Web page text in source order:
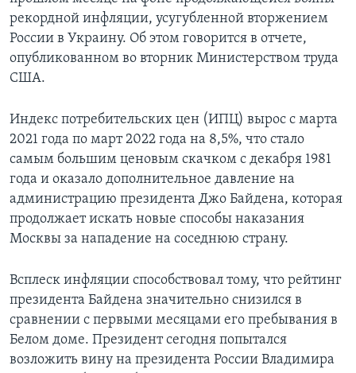
рекордной инфляции, усугубленной вторжением
России в Украину. Об этом говорится в отчете,
опубликованном во вторник Министерством труда
США.
Индекс потребительских цен (ИПЦ) вырос с марта
2021 года по март 2022 года на 8,5%, что стало
самым большим ценовым скачком с декабря 1981
года и оказало дополнительное давление на
администрацию президента Джо Байдена, которая
продолжает искать новые способы наказания
Москвы за нападение на соседнюю страну.
Всплеск инфляции способствовал тому, что рейтинг
президента Байдена значительно снизился в
сравнении с первыми месяцами его пребывания в
Белом доме. Президент сегодня попытался
возложить вину на президента России Владимира